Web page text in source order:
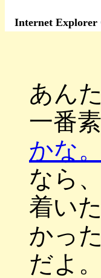
Internet Explorer
あん
一番
かな
なら
着い
かっ
だよ。